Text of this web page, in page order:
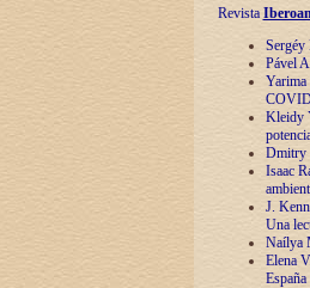
Revista
Sergéy
Pável
Yarima
Kleidy
Dmitry
Isaac
J.
Una
Naílya
Elena
España